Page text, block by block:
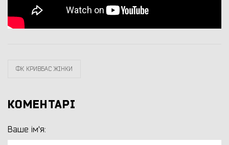
ФК КРИВБАС ЖІНКИ
КОМЕНТАРІ
Ваше ім'я: